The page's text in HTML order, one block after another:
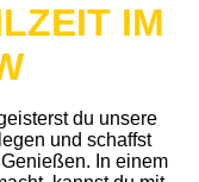
IM
du unsere
und schaffst
In einem